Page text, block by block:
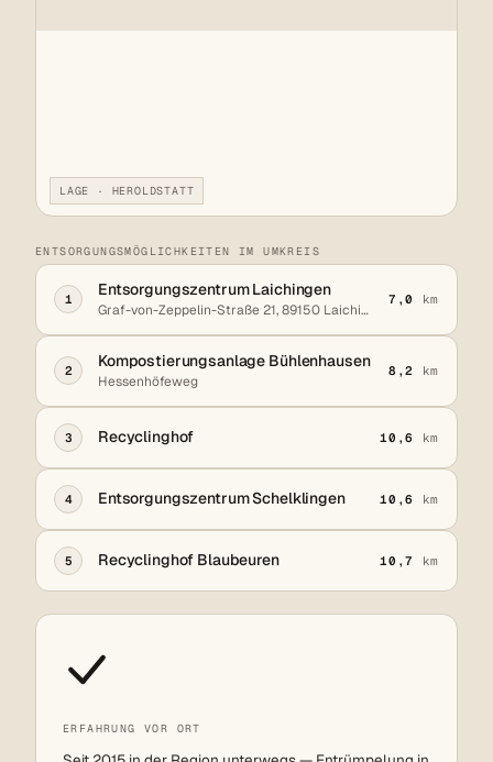
LAGE · HEROLDSTATT
ENTSORGUNGSMÖGLICHKEITEN IM UMKREIS
1
Entsorgungszentrum Laichingen
Graf-von-Zeppelin-Straße 21, 89150 Laichingen
7,0 km
2
Kompostierungsanlage Bühlenhausen
Hessenhöfeweg
8,2 km
3 Recyclinghof 10,6 km
4 Entsorgungszentrum Schelklingen 10,6 km
5 Recyclinghof Blaubeuren 10,7 km
ERFAHRUNG VOR ORT